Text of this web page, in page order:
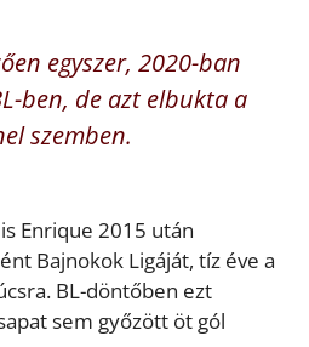
egyszer, 2020-ban
ben, de azt elbukta a
szemben.
Enrique 2015 után
Bajnokok Ligáját, tíz éve a
BL-döntőben ezt
sem győzött öt gól